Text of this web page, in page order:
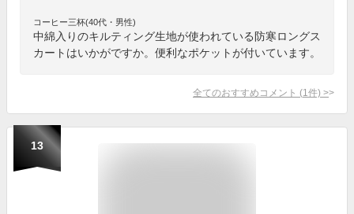
コーヒー三杯(40代・男性)
中綿入りのキルティング生地が使われている防寒ロングス
カートはいかがですか。便利なポケットが付いています。
全てのおすすめコメント (1 件) >
13